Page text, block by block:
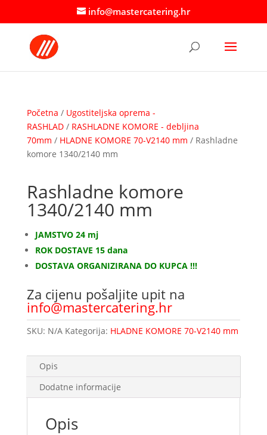
info@mastercatering.hr
Početna / Ugostiteljska oprema -
RASHLAD/ RASHLADNE KOMORE - debljina
70mm / HLADNE KOMORE 70-V2140 mm / Rashladne
komore 1340/2140 mm
Rashladne komore
1340/2140 mm
JAMSTVO 24 mj
ROK DOSTAVE 15 dana
DOSTAVA ORGANIZIRANA DO KUPCA !!!
Za cijenu pošaljite upit na
info@mastercatering.hr
SKU: N/A Kategorija: HLADNE KOMORE 70-V2140 mm
Opis
Dodatne informacije
Opis